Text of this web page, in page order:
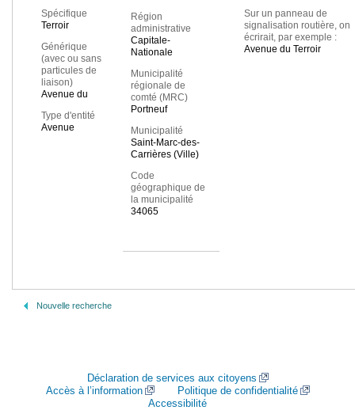
Spécifique
Terroir
Générique
(avec ou sans
particules de
liaison)
Avenue du
Type d'entité
Avenue
Région
administrative
Capitale-
Nationale
Municipalité
régionale de
comté (MRC)
Portneuf
Municipalité
Saint-Marc-des-
Carrières (Ville)
Code
géographique de
la municipalité
34065
Sur un panneau de
signalisation routière, on
écrirait, par exemple :
Avenue du Terroir
Nouvelle recherche
Déclaration de services aux citoyens
Accès à l’information
Politique de confidentialité
Accessibilité